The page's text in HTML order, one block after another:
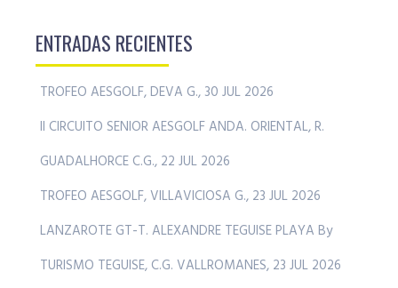
ENTRADAS RECIENTES
TROFEO AESGOLF, DEVA G., 30 JUL 2026
II CIRCUITO SENIOR AESGOLF ANDA. ORIENTAL, R.
GUADALHORCE C.G., 22 JUL 2026
TROFEO AESGOLF, VILLAVICIOSA G., 23 JUL 2026
LANZAROTE GT-T. ALEXANDRE TEGUISE PLAYA By
TURISMO TEGUISE, C.G. VALLROMANES, 23 JUL 2026